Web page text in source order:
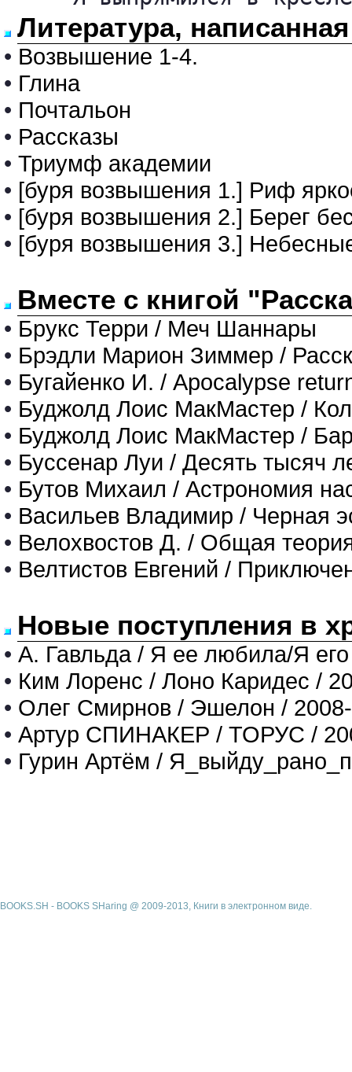
Литература,
• Возвышение 1-4.
• Глина
• Почтальон
• Рассказы
• Триумф академии
• [буря возвышения 1.] Риф
• [буря возвышения 2.] Берег
• [буря возвышения 3.]
Вместе с книгой
• Брукс Терри / Меч Шаннары
• Брэдли Марион Зиммер /
• Бугайенко И. / Apocalypse
• Буджолд Лоис МакМастер /
• Буджолд Лоис МакМастер /
• Буссенар Луи / Десять тысяч
• Бутов Михаил / Астрономия
• Васильев Владимир / Черная
• Велохвостов Д. / Общая
• Велтистов Евгений /
Новые поступления в
• А. Гавльда / Я ее любила/Я
• Ким Лоренс / Лоно Каридес /
• Олег Смирнов / Эшелон /
• Артур СПИНАКЕР / ТОРУС /
• Гурин Артём /
BOOKS.SH - BOOKS SHaring @ 2009-2013, Книги в электронном виде.